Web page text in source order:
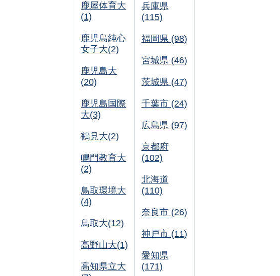
鹿屋体育大
(1)
鹿児島純心
女子大(2)
鹿児島大
(20)
鹿児島国際
大(3)
鶴見大(2)
鳴門教育大
(2)
鳥取環境大
(4)
鳥取大(12)
高野山大(1)
高知県立大
兵庫県
(115)
福岡県 (98)
宮城県 (46)
茨城県 (47)
千葉市 (24)
広島県 (97)
京都府
(102)
北海道
(110)
奈良市 (26)
神戸市 (11)
愛知県
(171)